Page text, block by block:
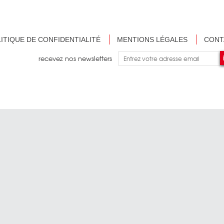
DE CONFIDENTIALITÉ MENTIONS LÉGALES
recevez nos newsletters